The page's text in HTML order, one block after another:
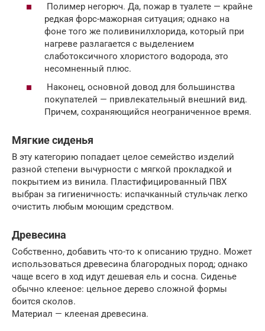
Полимер негорюч. Да, пожар в туалете — крайне
редкая форс-мажорная ситуация; однако на
фоне того же поливинилхлорида, который при
нагреве разлагается с выделением
слаботоксичного хлористого водорода, это
несомненный плюс.
Наконец, основной довод для большинства
покупателей — привлекательный внешний вид.
Причем, сохраняющийся неограниченное время.
Мягкие сиденья
В эту категорию попадает целое семейство изделий
разной степени вычурности с мягкой прокладкой и
покрытием из винила. Пластифицированный ПВХ
выбран за гигиеничность: испачканный стульчак легко
очистить любым моющим средством.
Древесина
Собственно, добавить что-то к описанию трудно. Может
использоваться древесина благородных пород; однако
чаще всего в ход идут дешевая ель и сосна. Сиденье
обычно клееное: цельное дерево сложной формы
боится сколов.
Материал — клееная древесина.